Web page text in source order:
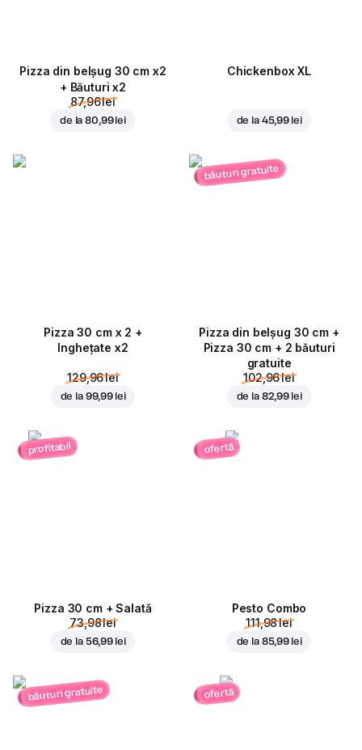
Pizza din belșug 30 cm x2
+ Băuturi x2
87,96 lei
de la80,99 lei
Chickenbox XL
de la 45,99 lei
Pizza 30 cm x 2 +
Inghețate x2
129,96 lei
de la 99,99 lei
băuturi gratuite
Pizza din belșug 30 cm +
Pizza 30 cm + 2 băuturi
gratuite
102,96 lei
de la 82,99 lei
profitabil
Pizza 30 cm + Salată
73,98 lei
de la 56,99 lei
ofertă
Pesto Combo
111,98 lei
de la 85,99 lei
băuturi gratuite ofertă